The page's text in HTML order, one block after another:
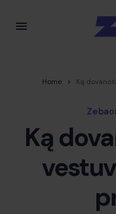
Home Ką
Zeba
Ką